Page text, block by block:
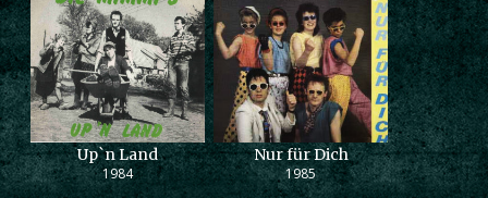
Up`n Land
1984
Nur für Dich
1985